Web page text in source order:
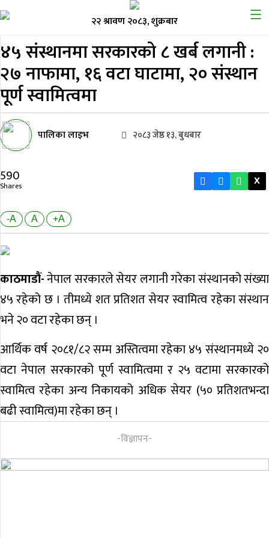
२२ श्रावण २०८३, शुक्रबार
४५ संस्थानमा सरकारको ८खर्ब लगानी :
२७ नाफामा, १६ वटा घाटामा, २० संस्थान
पूर्ण स्वामित्वमा
पालिका लाइभ २०८३ जेष्ठ १३, बुधबार
590
Shares X
-A A +A
काठमाडौं-नेपाल सरकारले सेयर लगानी गरेका संस्थानको संख्या
४५ रहेको छ । तीमध्ये शत प्रतिशत सेयर स्वामित्व रहेका संस्थान
भने २० वटा रहेका छन् ।
आर्थिक वर्ष २०८१/८२ सम्म अस्तित्वमा रहेका ४५ संस्थानमध्ये २०
वटा नेपाल सरकारको पूर्ण स्वामित्वमा र २५ वटामा सरकारको
स्वामित्व रहेका अन्य निकायको अधिक सेयर (५० प्रतिशतभन्दा
बढी स्वामित्व)मा रहेका छन् ।